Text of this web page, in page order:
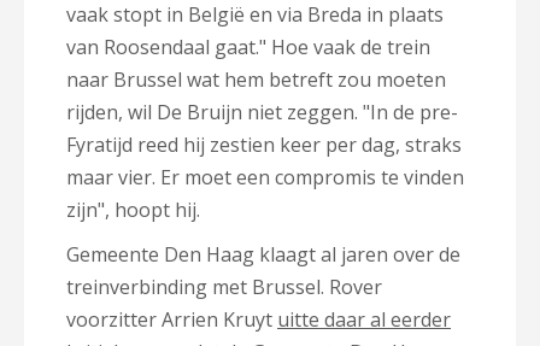
vaak stopt in België en via Breda in plaats
van Roosendaal gaat." Hoe vaak de trein
naar Brussel wat hem betreft zou moeten
rijden, wil De Bruijn niet zeggen. "In de pre-
Fyratijd reed hij zestien keer per dag, straks
maar vier. Er moet een compromis te vinden
zijn", hoopt hij.
Gemeente Den Haag klaagt al jaren over de
treinverbinding met Brussel. Rover
voorzitter Arrien Kruyt uitte daar al eerder